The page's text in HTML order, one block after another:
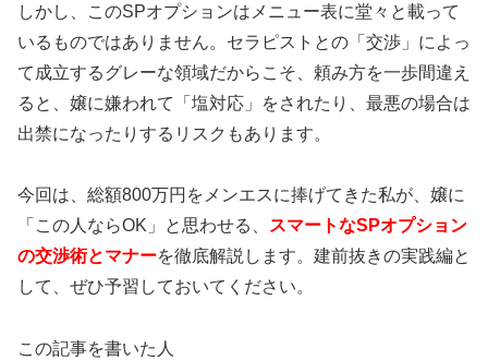
しかし、このSPオプションはメニュー表に堂々と載って
いるものではありません。セラピストとの「交渉」によっ
て成立するグレーな領域だからこそ、頼み方を一歩間違え
ると、嬢に嫌われて「塩対応」をされたり、最悪の場合は
出禁になったりするリスクもあります。
今回は、総額800万円をメンエスに捧げてきた私が、嬢に
「この人ならOK」と思わせる、
スマートなSPオプション
の交渉術とマナーを徹底解説します。建前抜きの実践編と
して、ぜひ予習しておいてください。
この記事を書いた人